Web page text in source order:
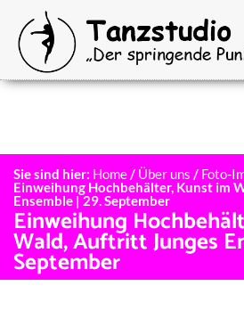
Einweihung
Wald, Auftritt Junges
September
Sie sind hier: Home/ Über uns / Foto-
Einweihung Hochbehälter, Kunst im
Ensemble | 29. September